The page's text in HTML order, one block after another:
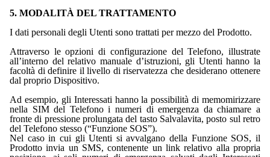
5. MODALITÀ DEL TRATTAMENTO
I dati personali degli Utenti sono trattati per mezzo del Prodotto.
Attraverso le opzioni di configurazione del Telefono, illustrate
all’interno del relativo manuale d’istruzioni, gli Utenti hanno la
facoltà di definire il livello di riservatezza che desiderano ottenere
dal proprio Dispositivo.
Ad esempio, gli Interessati hanno la possibilità di memomirizzare
nella SIM del Telefono i numeri di emergenza da chiamare a
fronte di pressione prolungata del tasto Salvalavita, posto sul retro
del Telefono stesso (“Funzione SOS”).
Nel caso in cui gli Utenti si avvalgano della Funzione SOS, il
Prodotto invia un SMS, contenente un link relativo alla propria